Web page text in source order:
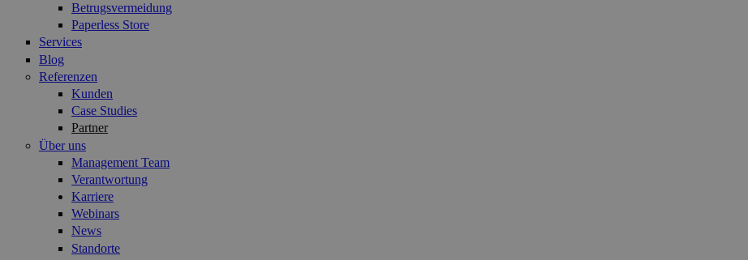
Betrugsvermeidung
Paperless Store
Services
Blog
Referenzen
Kunden
Case Studies
Partner
Über uns
Management Team
Verantwortung
Karriere
Webinars
News
Standorte